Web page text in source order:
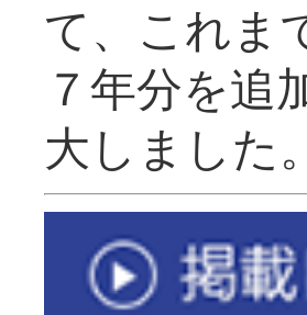
て、これま
７年分を追
大し